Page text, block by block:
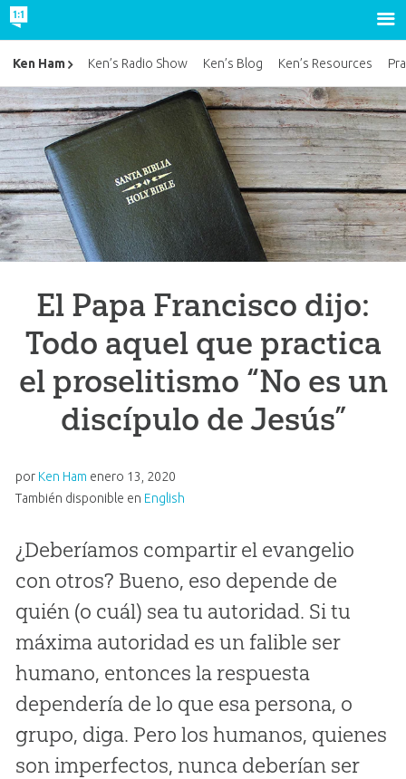
El Papa Francisco dijo:
Todo aquel que practica
el proselitismo “No es un
discípulo de Jesús”
por Ken Ham enero 13, 2020
También disponible en English
¿Deberíamos compartir el evangelio
con otros? Bueno, eso depende de
quién (o cuál) sea tu autoridad. Si tu
máxima autoridad es un falible ser
humano, entonces la respuesta
dependería de lo que esa persona, o
grupo, diga. Pero los humanos, quienes
son imperfectos, nunca deberían ser
Ken Ham Ken’s Radio Show Ken’s Blog Ken’s Resources